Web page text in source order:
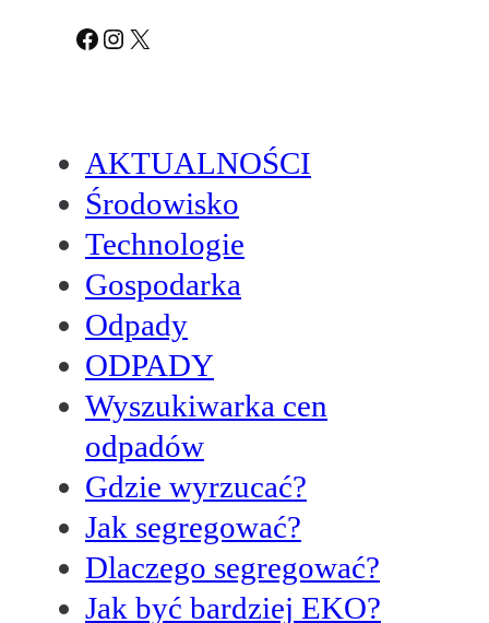
Facebook Instagram X
AKTUALNOŚCI
Środowisko
Technologie
Gospodarka
Odpady
ODPADY
Wyszukiwarka cen
odpadów
Gdzie wyrzucać?
Jak segregować?
Dlaczego segregować?
Jak być bardziej EKO?